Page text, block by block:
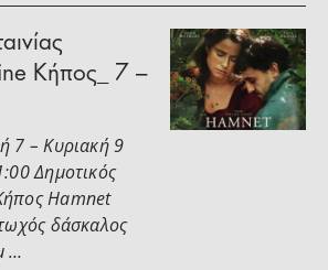
Κήπος_ 7 –
7 – Κυριακή 9
Δημοτικός
Hamnet
δάσκαλος
…